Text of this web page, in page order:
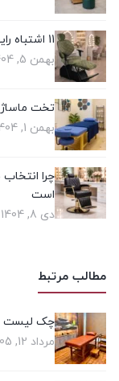
11 اشتباه رایج سالن‌دارها
بهمن 5, 1404
تخت
بهمن 1, 1404
چرا
است
دی 8, 1404
مطالب مرتبط
چک‌ لیست
مرداد 12, 1405